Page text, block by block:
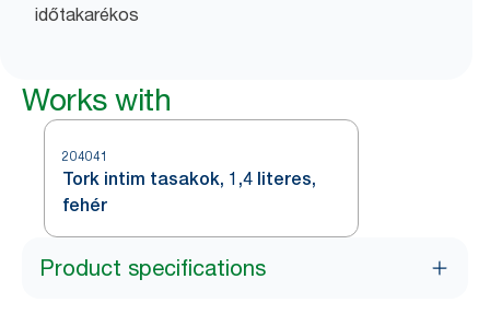
időtakarékos
Works with
204041
Tork intim tasakok, 1,4 literes,
fehér
Product specifications